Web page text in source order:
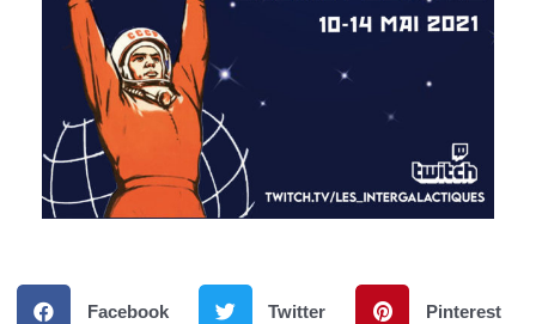
Facebook Twitter Pinterest